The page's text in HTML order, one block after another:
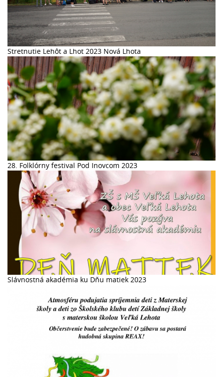
Stretnutie Lehôt a Lhot 2023 Nová Lhota
28. Folklórny festival Pod Inovcom 2023
Slávnostná akadémia ku Dňu matiek 2023